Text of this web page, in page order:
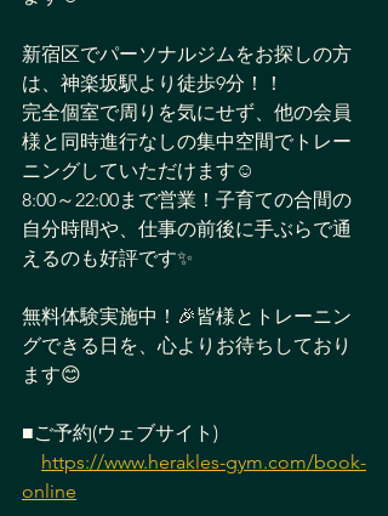
新宿区でパーソナルジムをお探しの方
は、神楽坂駅より徒歩9分！！
完全個室で周りを気にせず、他の会員
様と同時進行なしの集中空間でトレー
ニングしていただけます☺️
8:00～22:00まで営業！子育ての合間の
自分時間や、仕事の前後に手ぶらで通
えるのも好評です✨
無料体験実施中！🎉皆様とトレーニン
グできる日を、心よりお待ちしており
ます😊
■ご予約(ウェブサイト)
https://www.herakles-gym.com/book-
online